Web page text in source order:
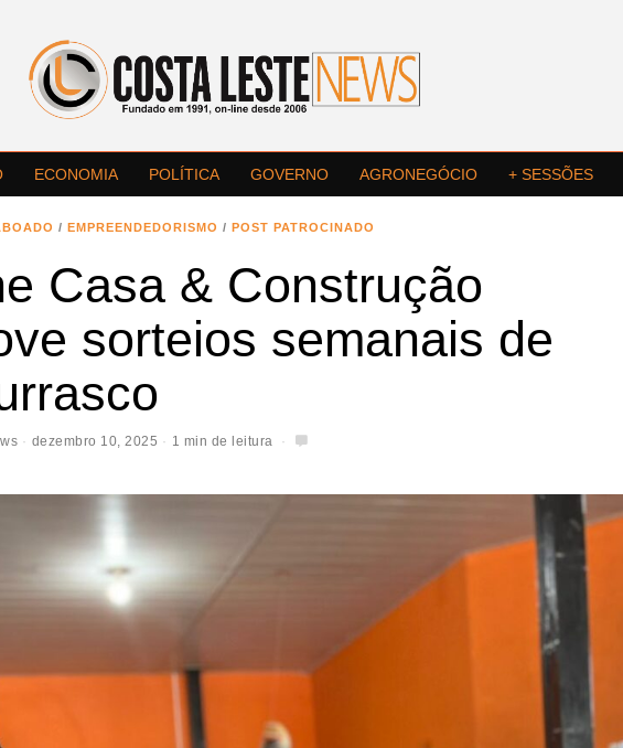
ECONOMIA POLÍTICA GOVERNO AGRONEGÓCIO + SESSÕES
/ EMPREENDEDORISMO / POST PATROCINADO
Casa & Construção
sorteios semanais de
dezembro 10, 2025 1 min de leitura